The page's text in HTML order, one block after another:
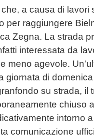
a causa di lavori
per raggiungere
Zegna. La strada
interessata da
meno agevole.
giornata di
su strada, il
chiuso
intorno
comunicazione